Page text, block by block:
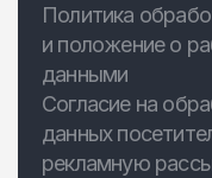
Политика
и положение о
данными
Согласие на
данных
рекламную